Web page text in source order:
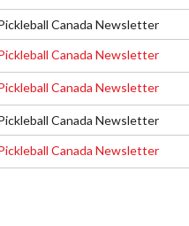
Canada Newsletter
Canada Newsletter
Canada Newsletter
Canada Newsletter
Canada Newsletter